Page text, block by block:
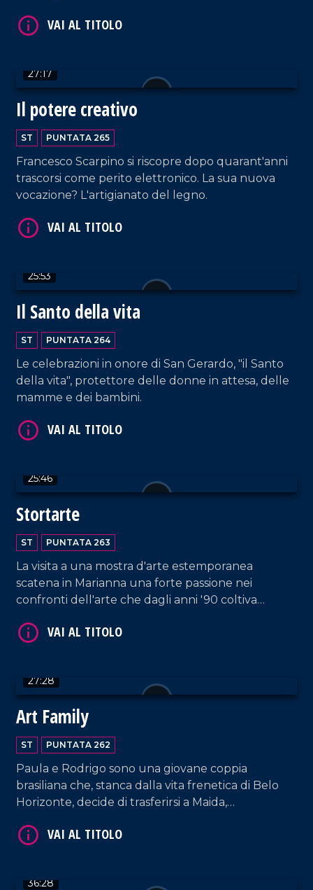
27:17
Il potere creativo
ST PUNTATA 265
Francesco Scarpino si riscopre dopo quarant'anni
trascorsi come perito elettronico. La sua nuova
vocazione? L'artigianato del legno.
25:53
Il Santo della vita
ST PUNTATA 264
Le celebrazioni in onore di San Gerardo, "il Santo
della vita", protettore delle donne in attesa, delle
mamme e dei bambini.
25:46
Stortarte
ST PUNTATA 263
La visita a una mostra d'arte estemporanea
scatena in Marianna una forte passione nei
confronti dell'arte che dagli anni '90 coltiva
materiali di ogni tipo.
27:28
Art Family
ST PUNTATA 262
Paula e Rodrigo sono una giovane coppia
brasiliana che, stanca dalla vita frenetica di Belo
Horizonte, decide di trasferirsi a Maida,
casa. La tranquillità e l'accoglienza del posto
36:28
VAI AL TITOLO
VAI AL TITOLO
VAI AL TITOLO